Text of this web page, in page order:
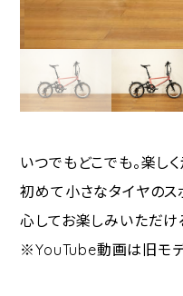
いつでもどこでも。楽し
初めて小さなタイヤの
心してお楽しみいただ
※YouTube動画は旧モデ